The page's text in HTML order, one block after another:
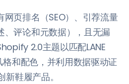
页排名（SEO）、引荐流量
、评论和元数据），且无漏
2.0主题以匹配LANE
格和配色，并利用数据驱动证
新鞋履产品。